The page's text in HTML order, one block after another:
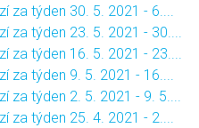
za týden 30. 5. 2021 - 6....
za týden 23. 5. 2021 - 30....
za týden 16. 5. 2021 - 23....
za týden 9. 5. 2021 - 16....
za týden 2. 5. 2021 - 9. 5....
za týden 25. 4. 2021 - 2....